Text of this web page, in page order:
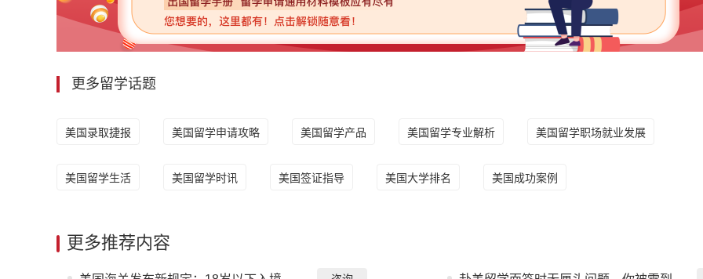
更多留学话题
美国录取捷报 美国留学申请攻略 美国留学产品 美国留学专业解析 美国留学职场就业发展
美国留学生活 美国留学时讯 美国签证指导 美国大学排名 美国成功案例
更多推荐内容